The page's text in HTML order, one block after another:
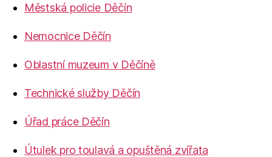
Městská policie Děčín
Nemocnice Děčín
Oblastní muzeum v Děčíně
Technické služby Děčín
Úřad práce Děčín
Útulek pro toulavá a opuštěná zvířata